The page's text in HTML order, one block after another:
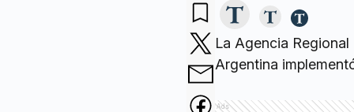
La Agencia
Argentina
Ads